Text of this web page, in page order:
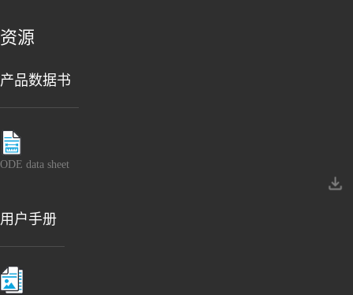
资源
产品数据书
ODE data sheet
用户手册